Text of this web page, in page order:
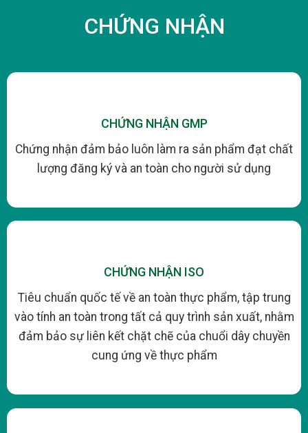
CHỨNG NHẬN
CHỨNG NHẬN GMP
Chứng nhận đảm bảo luôn làm ra sản phẩm đạt chất
lượng đăng ký và an toàn cho người sử dụng
CHỨNG NHẬN ISO
Tiêu chuẩn quốc tế về an toàn thực phẩm, tập trung
vào tính an toàn trong tất cả quy trình sản xuất, nhằm
đảm bảo sự liên kết chặt chẽ của chuổi dây chuyền
cung ứng về thực phẩm